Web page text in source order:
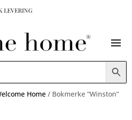
LEVERING
Home / Bokmerke “Winston”